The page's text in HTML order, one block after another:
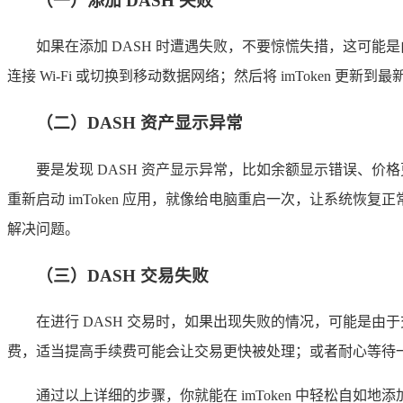
如果在添加 DASH 时遭遇失败，不要惊慌失措，这可能
连接 Wi-Fi 或切换到移动数据网络；然后将 imToken 更新到
（二）DASH 资产显示异常
要是发现 DASH 资产显示异常，比如余额显示错误、价
重新启动 imToken 应用，就像给电脑重启一次，让系统恢复
解决问题。
（三）DASH 交易失败
在进行 DASH 交易时，如果出现失败的情况，可能是由
费，适当提高手续费可能会让交易更快被处理；或者耐心等
通过以上详细的步骤，你就能在 imToken 中轻松自如地